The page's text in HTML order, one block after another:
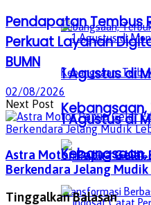
1 Agustus di
Kebangsaan,
1 Agustus di
Kebangsaan,
Pendapatan Tembus
Perkuat Layanan
BUMN
02/08/2026
Next Post
Astra Motor Papua Gelar
Berkendara Jelang Mudik
Tinggalkan Balasan